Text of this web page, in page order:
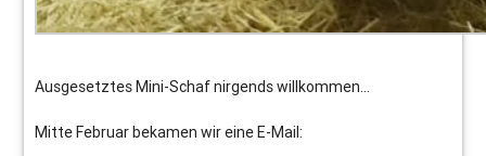
Ausgesetztes Mini-Schaf nirgends willkommen…
Mitte Februar bekamen wir eine E-Mail: